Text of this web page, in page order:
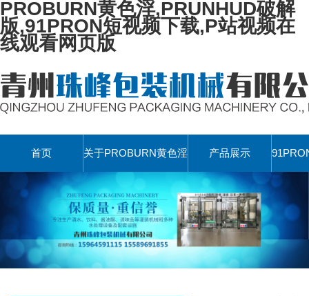
PROBURN黄色淫,PRUNHUD破解
版,91PRON短视频下载,P站视频在
线观看网页版
首页 关于PROBURN黄色淫 产品展示